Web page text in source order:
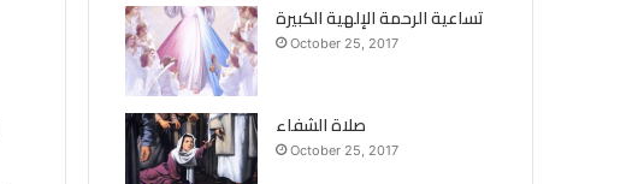
تساعية الرحمة الإلهية الكبيرة
October 25, 2017
صلاة الشفاء
October 25, 2017